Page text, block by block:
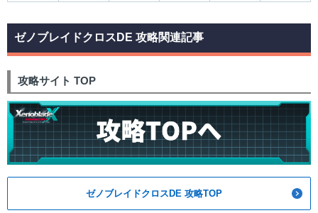
ゼノブレイドクロスDE 攻略関連記事
攻略サイト TOP
ゼノブレイドクロスDE 攻略TOP